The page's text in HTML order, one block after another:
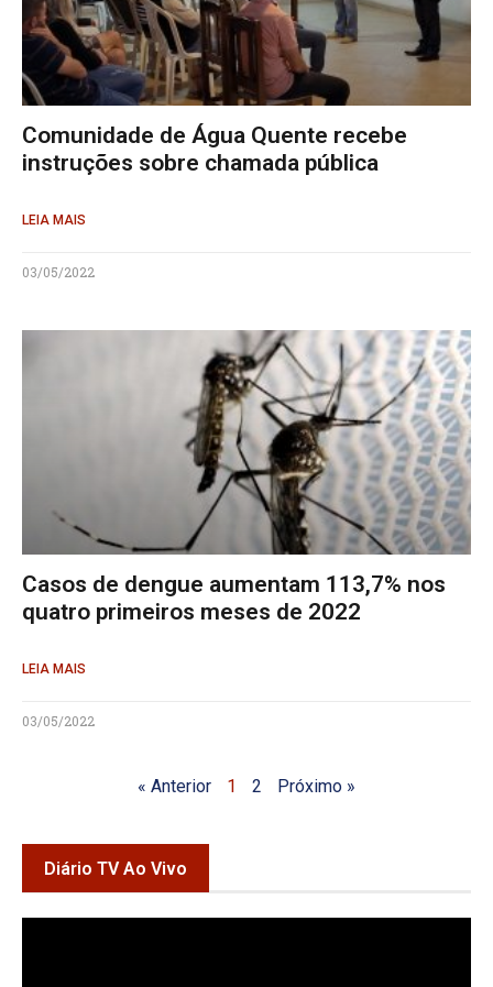
Comunidade de Água Quente recebe
instruções sobre chamada pública
LEIA MAIS
03/05/2022
Casos de dengue aumentam 113,7% nos
quatro primeiros meses de 2022
LEIA MAIS
03/05/2022
« Anterior 1 2 Próximo »
Diário TV Ao Vivo